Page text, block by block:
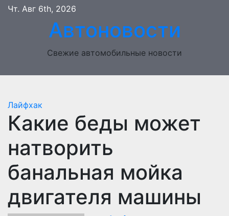
Перейти
содержимому
Чт. Авг 6th, 2026
Автоновости
Свежие автомобильные новости
Лайфхак
Какие беды может
натворить
банальная мойка
двигателя машины